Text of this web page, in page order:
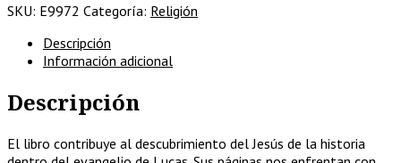
2008
SKU: E9972 Categoría: Religión
Descripción
Información adicional
Descripción
El libro contribuye al descubrimiento del Jesús de la historia